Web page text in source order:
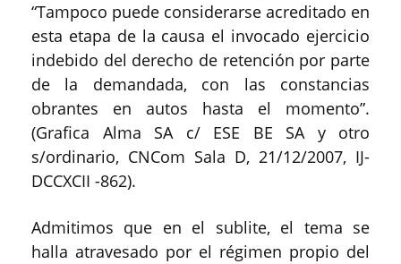
“Tampoco puede considerarse acreditado en
esta etapa de la causa el invocado ejercicio
indebido del derecho de retención por parte
de la demandada, con las constancias
obrantes en autos hasta el momento”.
(Grafica Alma SA c/ ESE BE SA y otro
s/ordinario, CNCom Sala D, 21/12/2007, IJ-
DCCXCII -862).
Admitimos que en el sublite, el tema se
halla atravesado por el régimen propio del